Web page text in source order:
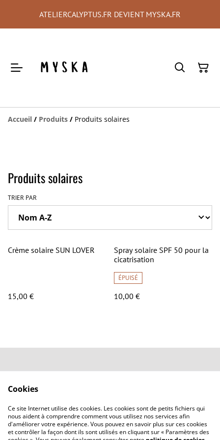
ATELIERCALYPTUS.FR DEVIENT MYSKA.FR
Accueil / Produits / Produits solaires
Produits solaires
TRIER PAR
Crème solaire SUN LOVER
15,00 €
Spray solaire SPF 50 pour la
cicatrisation
ÉPUISÉ
10,00 €
Questions
fréquemment posées
Cookies
Ce site Internet utilise des cookies. Les cookies sont de petits fichiers qui
nous aident à comprendre comment vous utilisez nos services afin
d'améliorer votre expérience. Vous pouvez en savoir plus sur ces cookies
et contrôler la façon dont ils sont utilisés en cliquant sur « Paramètres des